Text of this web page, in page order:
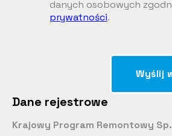
danych osobowych
prywatności.
Wyślij
Dane rejestrowe
Krajowy Program Remontowy